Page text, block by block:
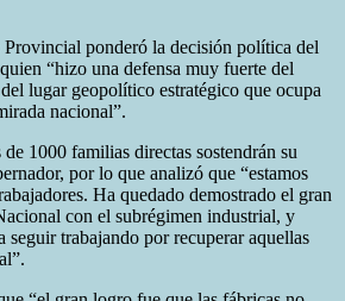
ponderó la decisión política del
“hizo una defensa muy fuerte del
lugar geopolítico estratégico que ocupa
nacional”.
1000 familias directas sostendrán su
por lo que analizó que “estamos
Ha quedado demostrado el gran
con el subrégimen industrial, y
seguir trabajando por recuperar aquellas